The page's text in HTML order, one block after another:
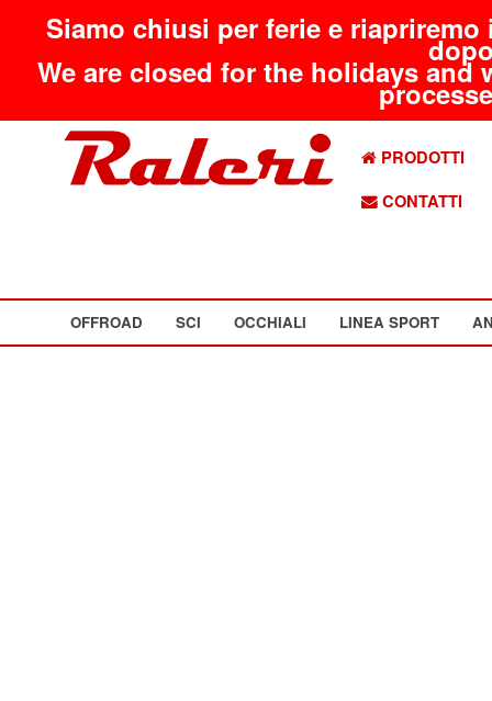
Siamo chiusi per ferie e
We are closed for the holidays
PRODOTTI
CONTATTI
OFFROAD SCI OCCHIALI LINEA SPORT